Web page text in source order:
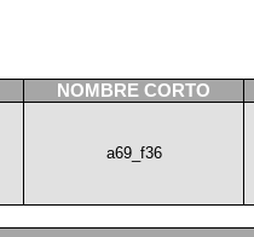
NOMBRE CORTO
a69_f36